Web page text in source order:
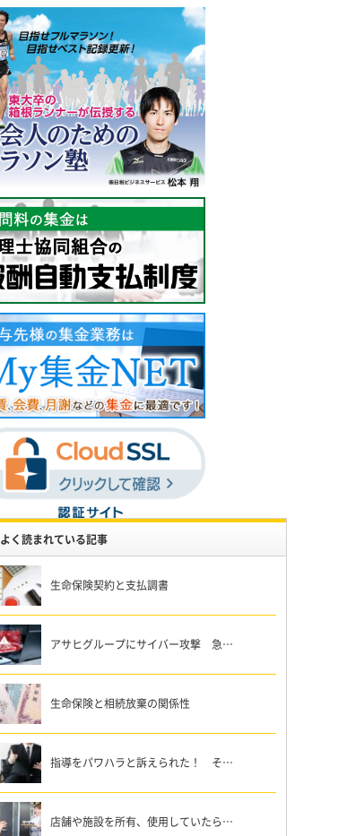
よく読まれている記事
生命保険契約と支払調書
アサヒグループにサイバー攻撃 急…
生命保険と相続放棄の関係性
指導をパワハラと訴えられた！ そ…
店舗や施設を所有、使用していたら…